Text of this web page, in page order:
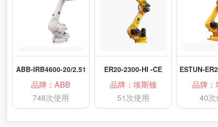
ABB-IRB4600-20/2.51
品牌：ABB
748次使用
ER20-2300-HI -CE
品牌：埃斯顿
51次使用
品牌：
40